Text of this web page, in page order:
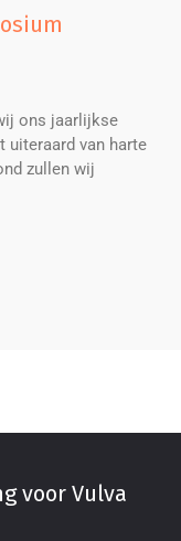
ons jaarlijkse
uiteraard van harte
zullen wij
voor Vulva